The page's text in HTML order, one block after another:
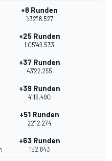
+8 Runden
1:32'18.527
+25 Runden
1:05'49.533
+37 Runden
43'22.255
+39 Runden
41'19.490
+51 Runden
22'12.274
+63 Runden
1'52.843